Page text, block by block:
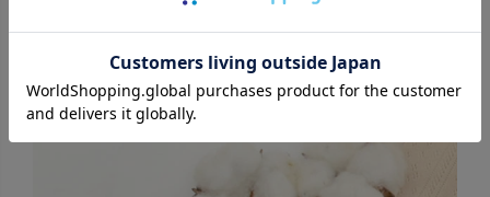
防水シートの入っていないコットン100％なので、ムレが気に
なりません。
Organic Cotton認証・認定